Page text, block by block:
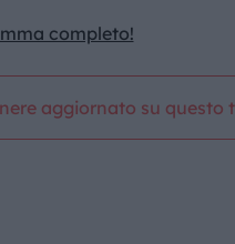
completo!
aggiornato su questo